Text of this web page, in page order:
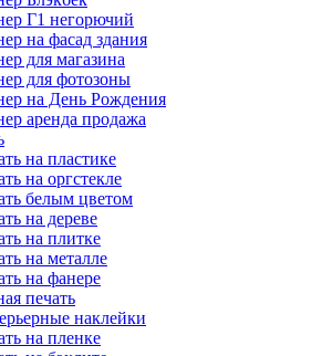
Г1 негорючий
на фасад здания
для магазина
для фотозоны
на День Рождения
аренда продажа
на пластике
на оргстекле
белым цветом
на дереве
на плитке
на металле
на фанере
печать
наклейки
на пленке